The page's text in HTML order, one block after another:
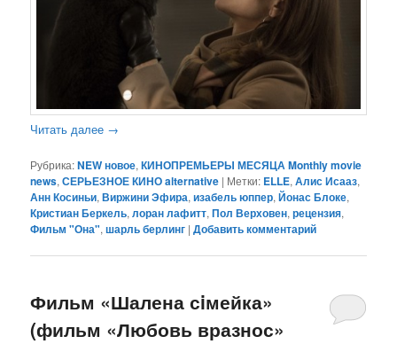
Читать далее →
Рубрика:NEW новое,КИНОПРЕМЬЕРЫ МЕСЯЦА Monthly movie
news,СЕРЬЕЗНОЕ КИНО alternative | Метки: ELLE,Алис Исааз,
Анн Косиньи,Виржини Эфира,изабель юппер,Йонас Блоке,
Кристиан Беркель,лоран лафитт,Пол Верховен,рецензия,
Фильм "Она",шарль берлинг |Добавить комментарий
Фильм «Шалена сiмейка»
(фильм «Любовь вразнос»